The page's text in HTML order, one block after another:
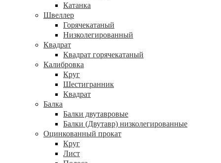
Катанка
Швеллер
Горячекатаный
Низколегированный
Квадрат
Квадрат горячекатаный
Калибровка
Круг
Шестигранник
Квадрат
Балка
Балки двутавровые
Балки (Двутавр) низколегированные
Оцинкованный прокат
Круг
Лист